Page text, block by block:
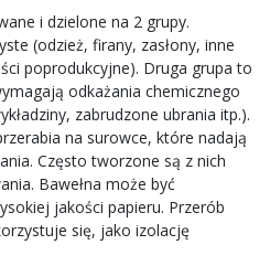
i dzielone na 2 grupy.
(odzież, firany, zasłony, inne
poprodukcyjne). Druga grupa to
odkażania chemicznego
zabrudzone ubrania itp.).
na surowce, które nadają
Często tworzone są z nich
Bawełna może być
jakości papieru. Przerób
się, jako izolację